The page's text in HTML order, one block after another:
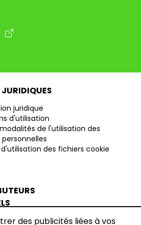
JURIDIQUES
juridique
d'utilisation
de l'utilisation des
des fichiers cookie
JBM
des publicités liées à vos